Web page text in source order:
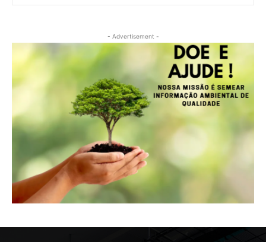
- Advertisement -